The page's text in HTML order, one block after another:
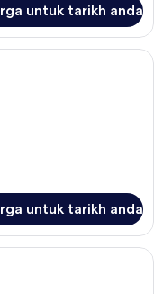
untuk tarikh anda
tempat tidur premium, bar
untuk tarikh anda
| Peralatan tempat tidur